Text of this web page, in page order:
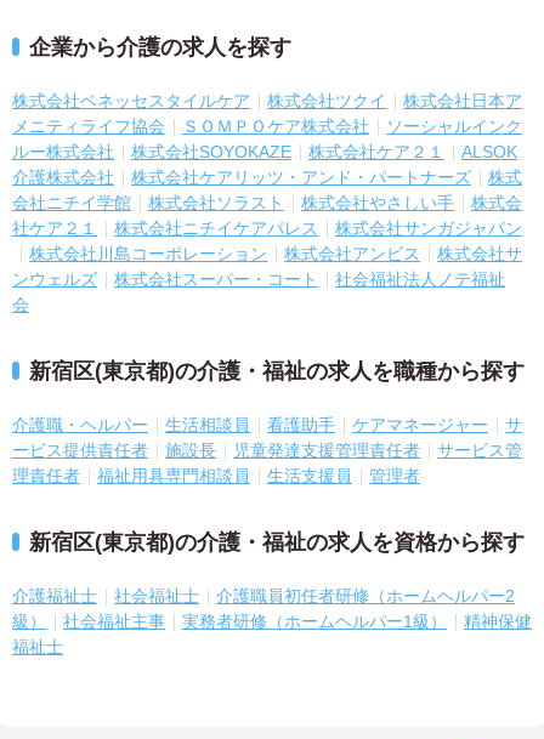
企業から介護の求人を探す
株式会社ベネッセスタイルケア 株式会社ツクイ
株式会社日本ア
メニティライフ協会
ＳＯＭＰＯケア株式会社
ソーシャルインク
ルー株式会社
株式会社SOYOKAZE 株式会社ケア２１
ALSOK
介護株式会社
株式会社ケアリッツ・アンド・パートナーズ
株式
会社ニチイ学館
株式会社ソラスト 株式会社やさしい手
株式会
社ケア２１
株式会社ニチイケアパレス
株式会社サンガジャパン
株式会社川島コーポレーション
株式会社アンビス
株式会社サ
ンウェルズ
株式会社スーパー・コート
社会福祉法人ノテ福祉
会
新宿区(東京都)の介護・福祉の求人を職種から探す
介護職・ヘルパー 生活相談員 看護助手 ケアマネージャー
サ
ービス提供責任者
施設長 児童発達支援管理責任者
サービス管
理責任者
福祉用具専門相談員 生活支援員 管理者
新宿区(東京都)の介護・福祉の求人を資格から探す
介護福祉士 社会福祉士
介護職員初任者研修（ホームヘルパー2
級）
社会福祉主事 実務者研修（ホームヘルパー1級）
精神保健
福祉士